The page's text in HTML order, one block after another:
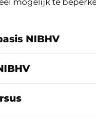
mogelijk te
NIBHV